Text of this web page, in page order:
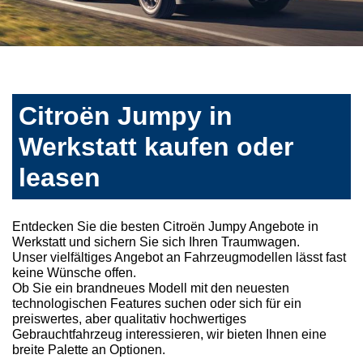
Citroën Jumpy in
Werkstatt kaufen oder
leasen
Entdecken Sie die besten Citroën Jumpy Angebote in
Werkstatt und sichern Sie sich Ihren Traumwagen.
Unser vielfältiges Angebot an Fahrzeugmodellen lässt fast
keine Wünsche offen.
Ob Sie ein brandneues Modell mit den neuesten
technologischen Features suchen oder sich für ein
preiswertes, aber qualitativ hochwertiges
Gebrauchtfahrzeug interessieren, wir bieten Ihnen eine
breite Palette an Optionen.